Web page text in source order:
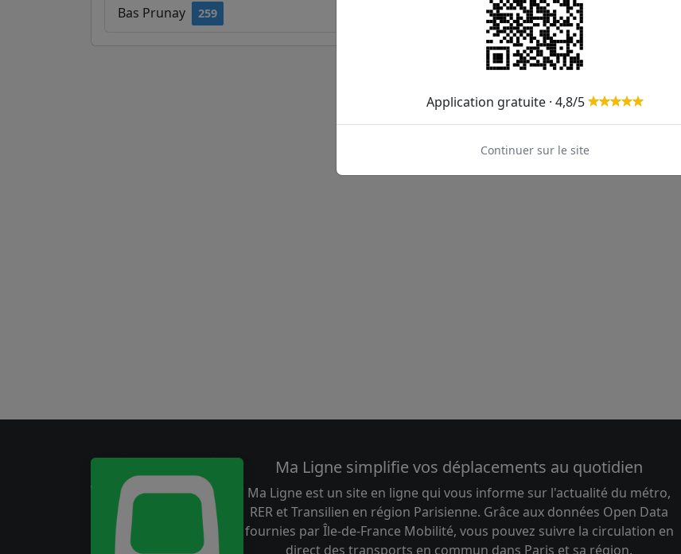
Bas Prunay 259
Ma Ligne simplifie vos déplacements au quotidien
Ma Ligne est un site en ligne qui vous informe sur l'actualité du métro,
RER et Transilien en région Parisienne. Grâce aux données Open Data
fournies par Île-de-France Mobilité, vous pouvez suivre la circulation en
direct des transports en commun dans Paris et sa région.
Application gratuite · 4,8/5
Continuer sur le site